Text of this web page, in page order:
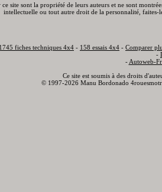
ce site sont la propriété de leurs auteurs et ne sont
intellectuelle ou tout autre droit de la personnalité,
1745 fiches techniques 4x4 - 158 essais 4x4 - Comparer
-
- Autoweb-
Ce site est soumis à des droits
© 1997-2026 Manu Bordonado